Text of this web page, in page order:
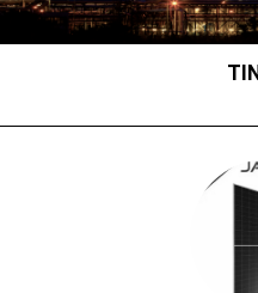
THIẾT BỊ
GIẢI PHÁP
DỰ ÁN
ĐIỆN MẶT TRỜI & PIN